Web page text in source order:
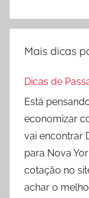
Mais dicas
Dicas de
Está
economizar
vai encontrar
para Nova
cotação no
achar o